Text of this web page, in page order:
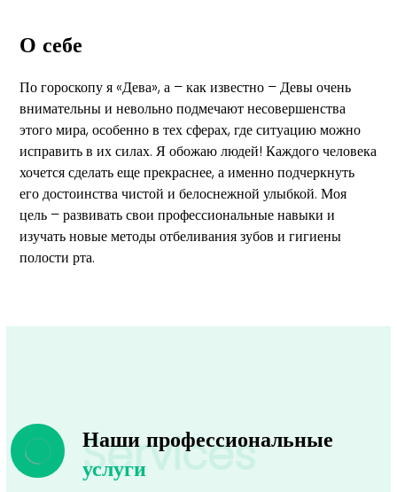
О себе
По гороскопу я «Дева», а – как известно – Девы очень
внимательны и невольно подмечают несовершенства
этого мира, особенно в тех сферах, где ситуацию можно
исправить в их силах. Я обожаю людей! Каждого человека
хочется сделать еще прекраснее, а именно подчеркнуть
его достоинства чистой и белоснежной улыбкой. Моя
цель – развивать свои профессиональные навыки и
изучать новые методы отбеливания зубов и гигиены
полости рта.
Services
Наши профессиональные
услуги